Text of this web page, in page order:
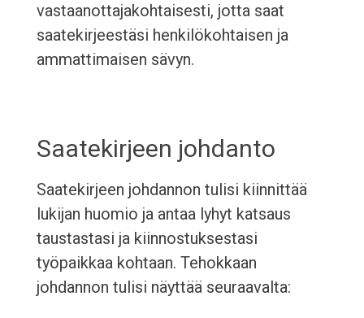
vastaanottajakohtaisesti, jotta saat
saatekirjeestäsi henkilökohtaisen ja
ammattimaisen sävyn.
Saatekirjeen johdanto
Saatekirjeen johdannon tulisi kiinnittää
lukijan huomio ja antaa lyhyt katsaus
taustastasi ja kiinnostuksestasi
työpaikkaa kohtaan. Tehokkaan
johdannon tulisi näyttää seuraavalta: